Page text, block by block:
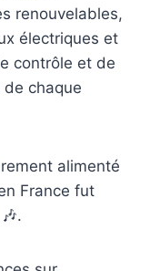
renouvelables,
électriques et
contrôle et de
chaque
alimenté
France fut